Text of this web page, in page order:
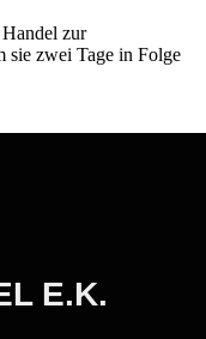
zur
sie zwei Tage in Folge
E.K.